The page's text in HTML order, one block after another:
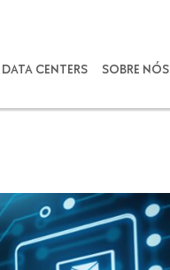
DATA CENTERS SOBRE NÓS